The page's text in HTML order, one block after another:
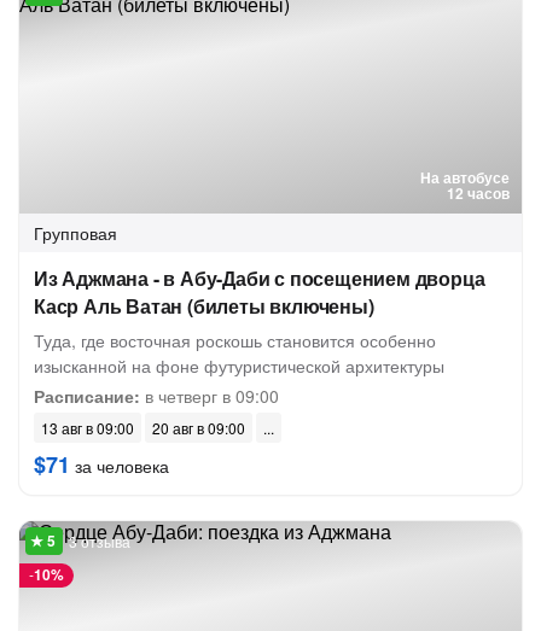
На автобусе
12 часов
Групповая
Из Аджмана - в Абу-Даби с посещением дворца
Каср Аль Ватан (билеты включены)
Туда, где восточная роскошь становится особенно
изысканной на фоне футуристической архитектуры
Расписание: в четверг в 09:00
13 авг в 09:00 20 авг в 09:00
$71 за человека
-10%
3 отзыва